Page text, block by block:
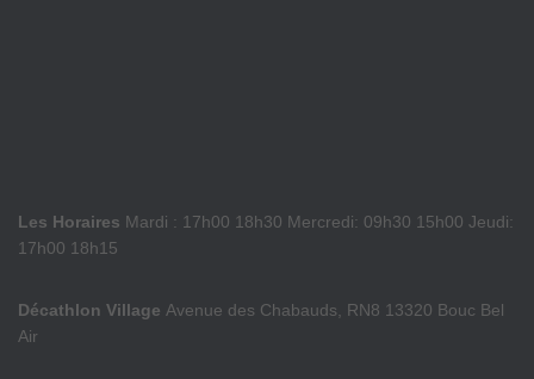
Les Horaires Mardi : 17h00 18h30 Mercredi: 09h30 15h00 Jeudi:
17h00 18h15
Décathlon Village Avenue des Chabauds, RN8 13320 Bouc Bel
Air